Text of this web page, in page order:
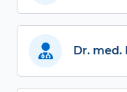
Dr. med.